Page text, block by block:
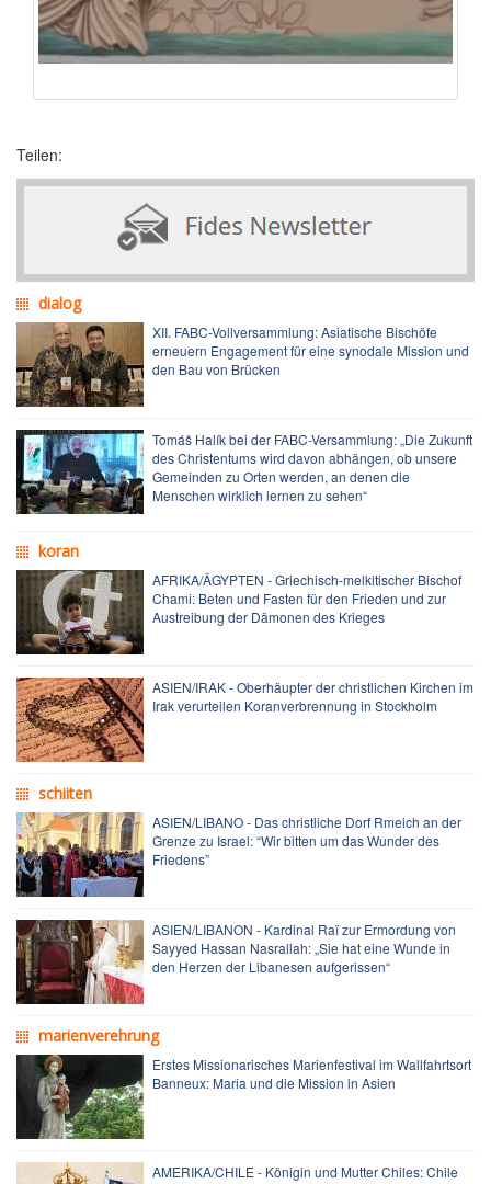
Teilen:
dialog
XII. FABC-Vollversammlung: Asiatische Bischöfe
erneuern Engagement für eine synodale Mission und
den Bau von Brücken
Tomáš Halík bei der FABC-Versammlung: „Die Zukunft
des Christentums wird davon abhängen, ob unsere
Gemeinden zu Orten werden, an denen die
Menschen wirklich lernen zu sehen“
koran
AFRIKA/ÄGYPTEN - Griechisch-melkitischer Bischof
Chami: Beten und Fasten für den Frieden und zur
Austreibung der Dämonen des Krieges
ASIEN/IRAK - Oberhäupter der christlichen Kirchen im
Irak verurteilen Koranverbrennung in Stockholm
schiiten
ASIEN/LIBANO - Das christliche Dorf Rmeich an der
Grenze zu Israel: “Wir bitten um das Wunder des
Friedens”
ASIEN/LIBANON - Kardinal Raï zur Ermordung von
Sayyed Hassan Nasrallah: „Sie hat eine Wunde in
den Herzen der Libanesen aufgerissen“
marienverehrung
Erstes Missionarisches Marienfestival im Wallfahrtsort
Banneux: Maria und die Mission in Asien
AMERIKA/CHILE - Königin und Mutter Chiles: Chile